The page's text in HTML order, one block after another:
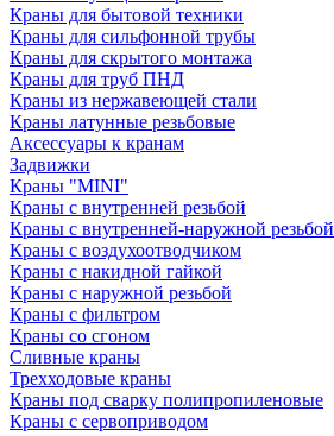
Краны для бытовой техники
Краны для сильфонной трубы
Краны для скрытого монтажа
Краны для труб ПНД
Краны из нержавеющей стали
Краны латунные резьбовые
Аксессуары к кранам
Задвижки
Краны "MINI"
Краны с внутренней резьбой
Краны с внутренней-наружной резьбой
Краны с воздухоотводчиком
Краны с накидной гайкой
Краны с наружной резьбой
Краны с фильтром
Краны со сгоном
Сливные краны
Трехходовые краны
Краны под сварку полипропиленовые
Краны с сервоприводом